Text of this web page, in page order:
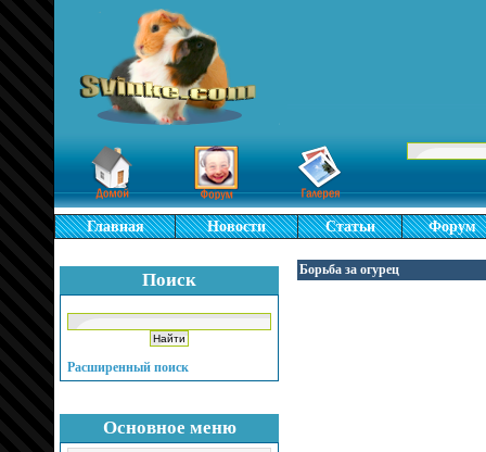
Главная Новости Статьи Форум
Поиск
Расширенный поиск
Основное меню
Борьба за огурец